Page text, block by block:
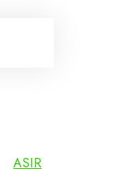
ASIR